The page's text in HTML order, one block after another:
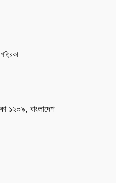
১২০৯, বাংলাদেশ